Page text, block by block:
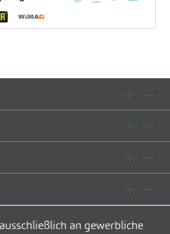
an gewerbliche